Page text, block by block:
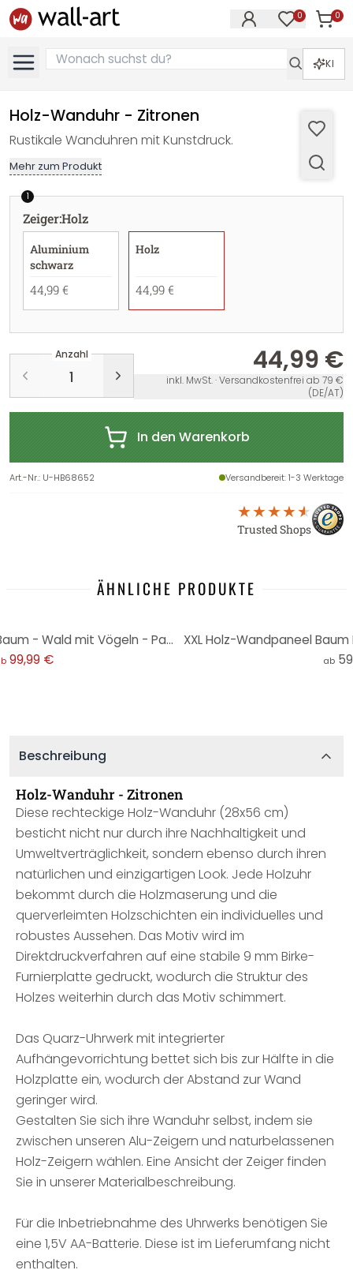
0 0
KI
Holz-Wanduhr - Zitronen
Rustikale Wanduhren mit Kunstdruck.
Mehr zum Produkt
1
Zeiger:Holz
Aluminium
schwarz
44,99 €
Holz
44,99 €
Anzahl 44,99 €
inkl. MwSt. · Versandkostenfrei ab 79 €
(DE/AT)
In den Warenkorb
Art.-Nr.: U-HB68652 Versandbereit: 1-3 Werktage
Trusted Shops
ÄHNLICHE PRODUKTE
XXL Holz-Wandpaneel Birken-Baum - Wald mit Vögeln - Pappel
99,99 €
XXL Holz-Wandpaneel
ab
Beschreibung
Holz-Wanduhr - Zitronen
Diese rechteckige Holz-Wanduhr (28x56 cm)
besticht nicht nur durch ihre Nachhaltigkeit und
Umweltverträglichkeit, sondern ebenso durch ihren
natürlichen und einzigartigen Look. Jede Holzuhr
bekommt durch die Holzmaserung und die
querverleimten Holzschichten ein individuelles und
robustes Aussehen. Das Motiv wird im
Direktdruckverfahren auf eine stabile 9 mm Birke-
Furnierplatte gedruckt, wodurch die Struktur des
Holzes weiterhin durch das Motiv schimmert.
Das Quarz-Uhrwerk mit integrierter
Aufhängevorrichtung bettet sich bis zur Hälfte in die
Holzplatte ein, wodurch der Abstand zur Wand
geringer wird.
Gestalten Sie sich ihre Wanduhr selbst, indem sie
zwischen unseren Alu-Zeigern und naturbelassenen
Holz-Zeigern wählen. Eine Ansicht der Zeiger finden
Sie in unserer Materialbeschreibung.
Für die Inbetriebnahme des Uhrwerks benötigen Sie
eine 1,5V AA-Batterie. Diese ist im Lieferumfang nicht
enthalten.